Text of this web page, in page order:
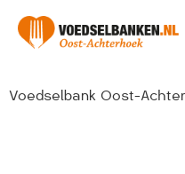
Voedselbank Oost-